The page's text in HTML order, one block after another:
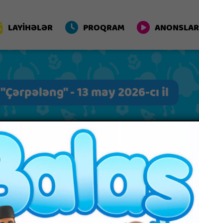
LAYİHƏLƏR PROQRAM ANONSLAR
"Çərpələng" - 13 may 2026-cı il